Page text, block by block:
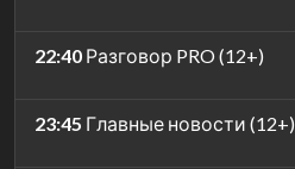
22:40 Разговор PRO (12+)
23:45 Главные новости (12+)